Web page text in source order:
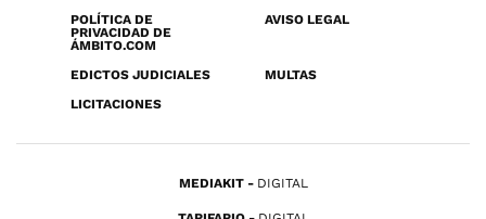
POLÍTICA DE
PRIVACIDAD DE
ÁMBITO.COM
AVISO LEGAL
EDICTOS JUDICIALES
MULTAS
LICITACIONES
MEDIAKIT DIGITAL